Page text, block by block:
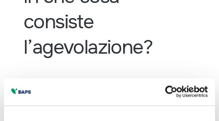
consiste
l’agevolazione?
L’agevolazione consiste nel finanziamento del